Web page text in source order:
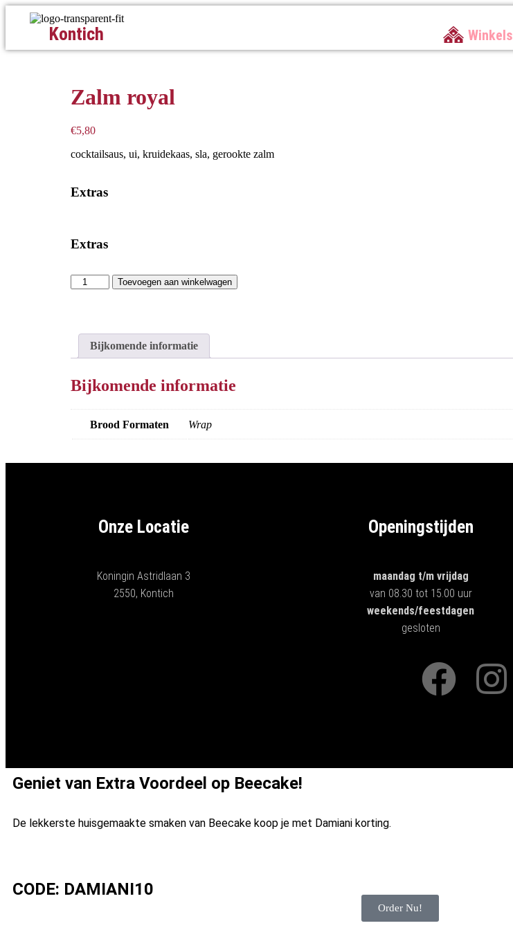
Kontich Winkels
Zalm royal
€5,80
cocktailsaus, ui, kruidekaas, sla, gerookte zalm
Extras
Extras
Toevoegen aan winkelwagen
Bijkomende informatie
Bijkomende informatie
Brood Formaten Wrap
Onze Locatie
Koningin Astridlaan 3
2550, Kontich
Openingstijden
maandag t/m vrijdag
van 08.30 tot 15.00 uur
weekends/feestdagen
gesloten
Geniet van Extra Voordeel op Beecake!
De lekkerste huisgemaakte smaken van Beecake koop je met Damiani korting.
CODE: DAMIANI10
Order Nu!